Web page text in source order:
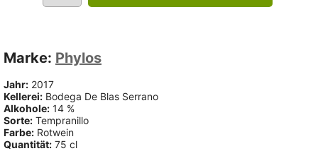
Marke: Phylos
Jahr: 2017
Kellerei: Bodega De Blas Serrano
Alkohole: 14 %
Sorte: Tempranillo
Farbe: Rotwein
Quantität: 75 cl